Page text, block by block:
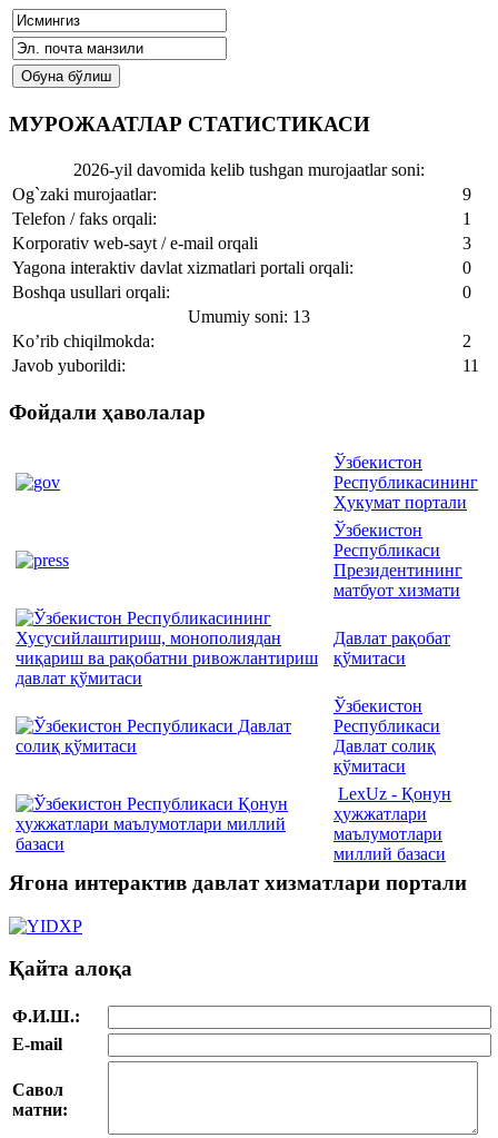
МУРОЖААТЛАР СТАТИСТИКАСИ
2026-yil davomida kelib tushgan murojaatlar soni:
Og`zaki murojaatlar:
9
Telefon / faks orqali:
1
Korporativ web-sayt / e-mail orqali
3
Yagona interaktiv davlat xizmatlari portali orqali:
0
Boshqa usullari orqali:
0
Umumiy soni: 13
Ko’rib chiqilmokda:
2
Javob yuborildi:
11
Фойдали ҳаволалар
Ўзбекистон
Республикасининг
Ҳукумат портали
Ўзбекистон
Республикаси
Президентининг
матбуот хизмати
Давлат рақобат
қўмитаси
Ўзбекистон
Республикаси
Давлат солиқ
қўмитаси
LexUz - Қонун
ҳужжатлари
маълумотлари
миллий базаси
Ягона интерактив давлат хизматлари портали
Қайта алоқа
Ф.И.Ш.:
E-mail
Савол
матни: